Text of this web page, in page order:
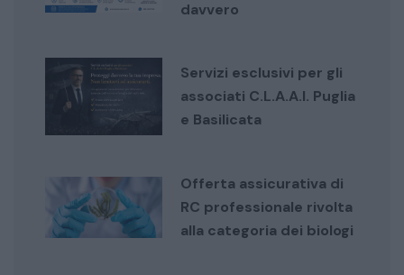
davvero
Servizi esclusivi per gli
associati C.L.A.A.I. Puglia
e Basilicata
Offerta assicurativa di
RC professionale rivolta
alla categoria dei biologi